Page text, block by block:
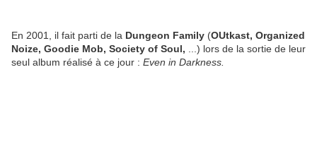
En 2001, il fait parti de la Dungeon Family (OUtkast, Organized
Noize, Goodie Mob, Society of Soul, ...) lors de la sortie de leur
seul album réalisé à ce jour : Even in Darkness.